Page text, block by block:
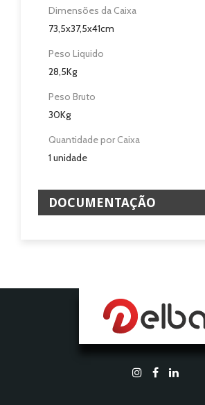
Assistência Técnica
Dimensões da Caixa
73,5x37,5x41cm
Peso Liquido
28,5Kg
Peso Bruto
30Kg
Quantidade por Caixa
1 unidade
DOCUMENTAÇÃO